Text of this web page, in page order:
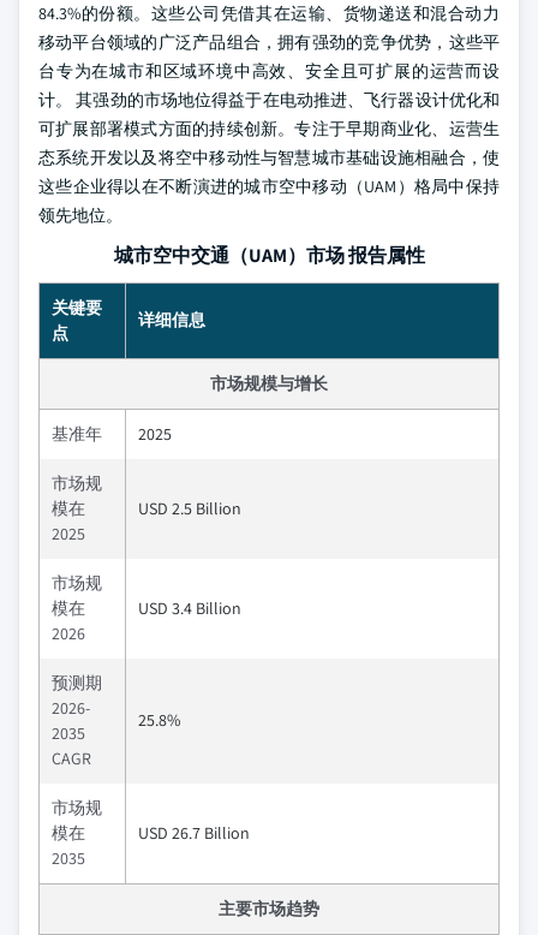
84.3%的份额。这些公司凭借其在运输、货物递送和混合动力
移动平台领域的广泛产品组合，拥有强劲的竞争优势，这些平
台专为在城市和区域环境中高效、安全且可扩展的运营而设
计。
其强劲的市场地位得益于在电动推进、飞行器设计优化和
可扩展部署模式方面的持续创新。专注于早期商业化、运营生
态系统开发以及将空中移动性与智慧城市基础设施相融合，使
这些企业得以在不断演进的城市空中移动（UAM）格局中保持
领先地位。
城市空中交通（UAM）市场 报告属性
关键要
点
详细信息
市场规模与增长
基准年 2025
市场规
模在
2025
USD 2.5 Billion
市场规
模在
2026
USD 3.4 Billion
预测期
2026-
2035
CAGR
25.8%
市场规
模在
2035
USD 26.7 Billion
主要市场趋势